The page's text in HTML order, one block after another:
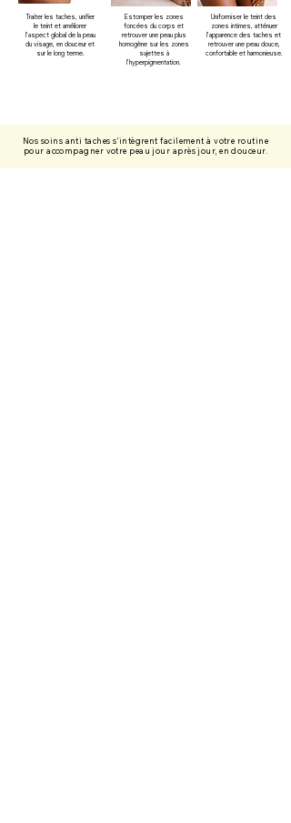
Traiter les taches, unifier
le teint et améliorer
l’aspect global de la peau
du visage, en douceur et
sur le long terme.
Estomper les zones
foncées du corps et
retrouver une peau plus
homogène sur les zones
sujettes à
l’hyperpigmentation.
Uniformiser le teint des
zones intimes, atténuer
l’apparence des taches et
retrouver une peau douce,
confortable et harmonieuse.
Nos soins anti taches s’intègrent facilement à votre routine
pour accompagner votre peau jour après jour, en douceur.